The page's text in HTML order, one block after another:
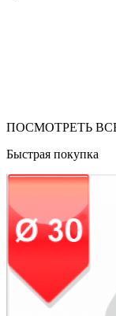
ПОСМОТРЕТЬ
Быстрая покупка